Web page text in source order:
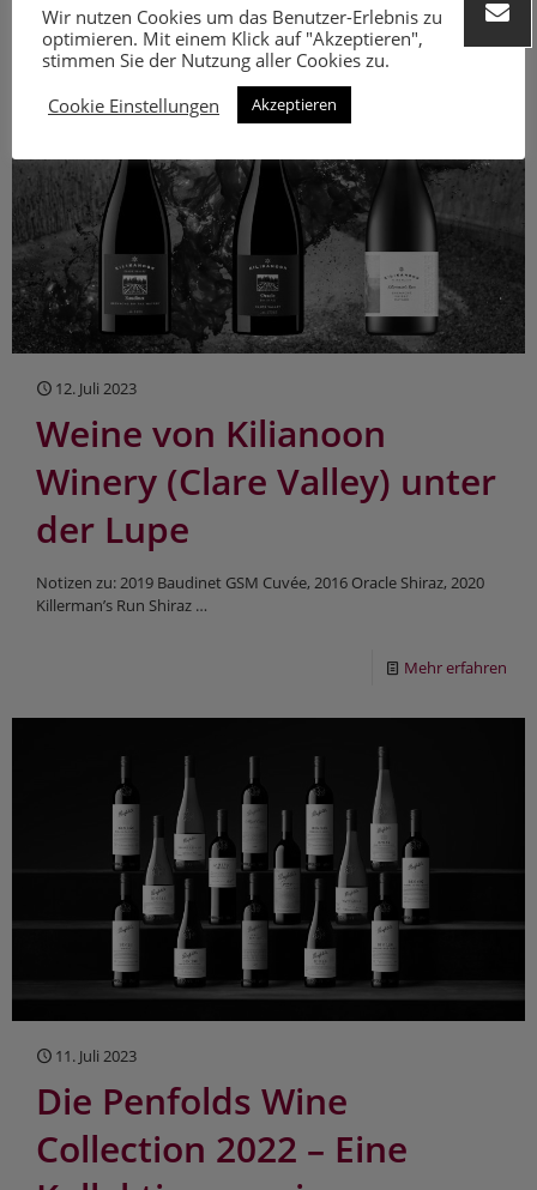
Mehr erfahren
12. Juli 2023
Weine von Kilianoon
Winery (Clare Valley) unter
der Lupe
Notizen zu: 2019 Baudinet GSM Cuvée, 2016 Oracle Shiraz, 2020
Killerman’s Run Shiraz …
Mehr erfahren
11. Juli 2023
Die Penfolds Wine
Collection 2022 – Eine
Wir nutzen Cookies um das Benutzer-Erlebnis zu
optimieren. Mit einem Klick auf "Akzeptieren",
stimmen Sie der Nutzung aller Cookies zu.
Cookie Einstellungen
Akzeptieren